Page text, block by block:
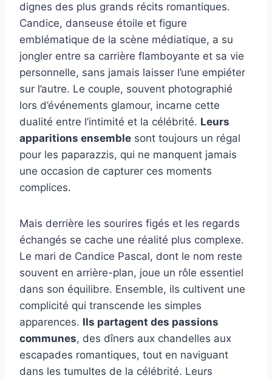
dignes des plus grands récits romantiques.
Candice, danseuse étoile et figure
emblématique de la scène médiatique, a su
jongler entre sa carrière flamboyante et sa vie
personnelle, sans jamais laisser l’une empiéter
sur l’autre. Le couple, souvent photographié
lors d’événements glamour, incarne cette
dualité entre l’intimité et la célébrité. Leurs
apparitions ensemble sont toujours un régal
pour les paparazzis, qui ne manquent jamais
une occasion de capturer ces moments
complices.
Mais derrière les sourires figés et les regards
échangés se cache une réalité plus complexe.
Le mari de Candice Pascal, dont le nom reste
souvent en arrière-plan, joue un rôle essentiel
dans son équilibre. Ensemble, ils cultivent une
complicité qui transcende les simples
apparences. Ils partagent des passions
communes, des dîners aux chandelles aux
escapades romantiques, tout en naviguant
dans les tumultes de la célébrité. Leurs